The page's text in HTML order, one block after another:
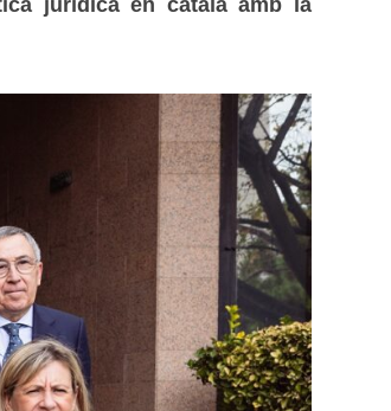
jurídica en català amb la